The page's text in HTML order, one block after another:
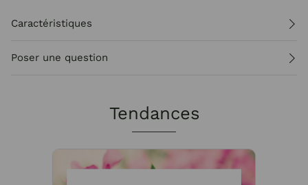
Caractéristiques
Poser une question
Tendances